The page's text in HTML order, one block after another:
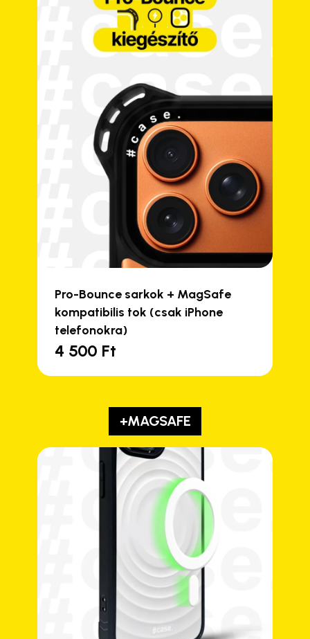
Pro-Bounce sarkok + MagSafe
kompatibilis tok (csak iPhone
telefonokra)
4 500 Ft
+MAGSAFE